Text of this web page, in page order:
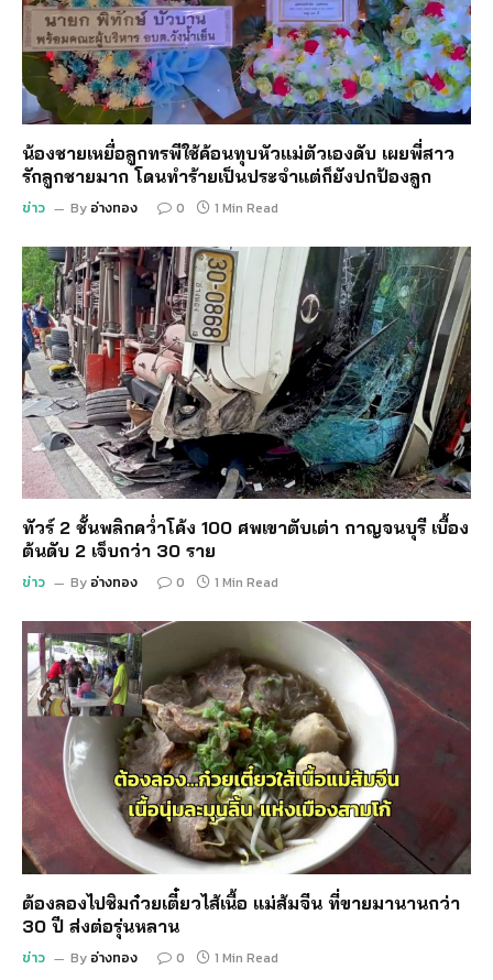
น้องชายเหยื่อลูกทรพีใช้ค้อนทุบหัวแม่ตัวเองดับ เผยพี่สาว
รักลูกชายมาก โดนทำร้ายเป็นประจำแต่ก็ยังปกป้องลูก
ข่าว By อ่างทอง 0 1 Min Read
ทัวร์ 2 ชั้นพลิกคว่ำโค้ง 100 ศพเขาตับเต่า กาญจนบุรี เบื้อง
ต้นดับ 2 เจ็บกว่า 30 ราย
ข่าว By อ่างทอง 0 1 Min Read
ต้องลองไปชิมก๋วยเตี๋ยวไส้เนื้อ แม่ส้มจีน ที่ขายมานานกว่า
30 ปี ส่งต่อรุ่นหลาน
ข่าว By อ่างทอง 0 1 Min Read